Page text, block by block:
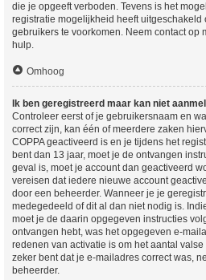
die je opgeeft verboden. Tevens is het
registratie mogelijkheid heeft uitgeschakeld
gebruikers te voorkomen. Neem contact op
hulp.
Omhoog
Ik ben geregistreerd maar kan niet
Controleer eerst of je gebruikersnaam en
correct zijn, kan één of meerdere zaken
COPPA geactiveerd is en je tijdens het
bent dan 13 jaar, moet je de ontvangen
geval is, moet je account dan geactiveerd
vereisen dat iedere nieuwe account
door een beheerder. Wanneer je je
medegedeeld of dit al dan niet nodig is.
moet je de daarin opgegeven instructies
ontvangen hebt, was het opgegeven e-
redenen van activatie is om het aantal
zeker bent dat je e-mailadres correct was,
beheerder.